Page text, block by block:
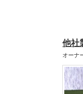
他社
オーナ
｜